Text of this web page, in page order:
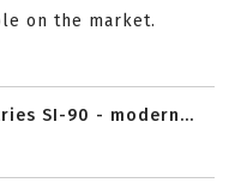
on the market.
SI-90 - modern...